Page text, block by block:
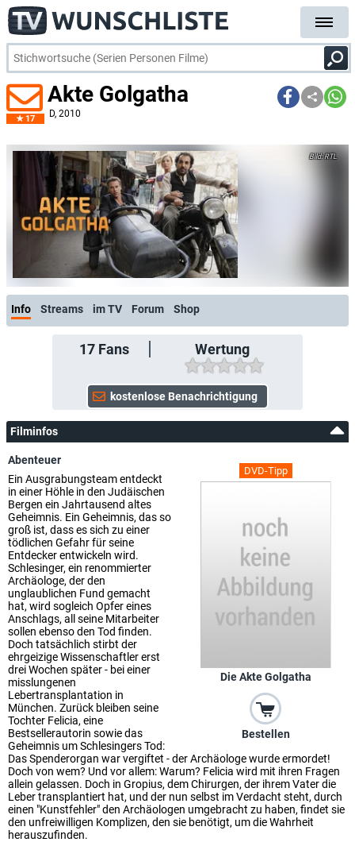
17
Akte Golgatha
D, 2010
RTL
Info Streams im TV Forum Shop
17Fans Wertung
Filminfos
DVD-Tipp
Die Akte Golgatha
Bestellen
Abenteuer
Ein Ausgrabungsteam entdeckt
in einer Höhle in den Judäischen
Bergen ein Jahrtausend altes
Geheimnis. Ein Geheimnis, das so
groß ist, dass es sich zu einer
tödlichen Gefahr für seine
Entdecker entwickeln wird.
Schlesinger, ein renommierter
Archäologe, der den
unglaublichen Fund gemacht
hat, wird sogleich Opfer eines
Anschlags, all seine Mitarbeiter
sollen ebenso den Tod finden.
Doch tatsächlich stirbt der
ehrgeizige Wissenschaftler erst
drei Wochen später - bei einer
misslungenen
Lebertransplantation in
München. Zurück bleiben seine
Tochter Felicia, eine
Bestsellerautorin sowie das
Geheimnis um Schlesingers Tod:
Das Spenderorgan war vergiftet - der Archäologe wurde ermordet!
Doch von wem? Und vor allem: Warum? Felicia wird mit ihren Fragen
allein gelassen. Doch in Gropius, dem Chirurgen, der ihrem Vater die
Leber transplantiert hat, und der nun selbst im Verdacht steht, durch
einen "Kunstfehler" den Archäologen umgebracht zu haben, findet sie
den unfreiwilligen Komplizen, den sie benötigt, um die Wahrheit
herauszufinden.